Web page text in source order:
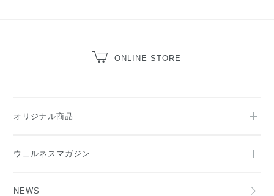
ONLINE STORE
オリジナル商品
ウェルネスマガジン
NEWS